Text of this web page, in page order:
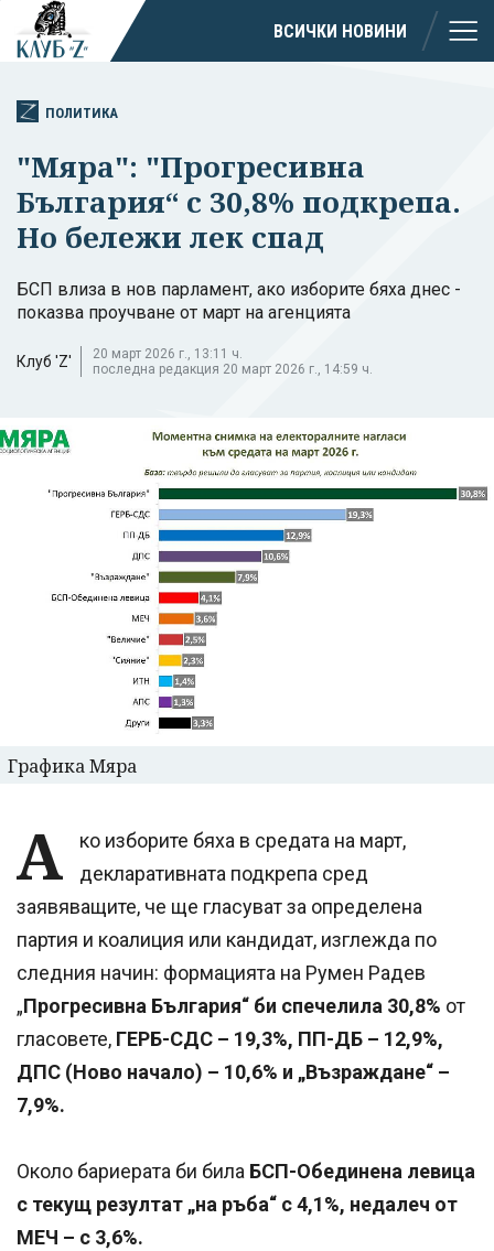
ВСИЧКИ НОВИНИ
ПОЛИТИКА
"Мяра": "Прогресивна
България“ с 30,8% подкрепа.
Но бележи лек спад
БСП влиза в нов парламент, ако изборите бяха днес -
показва проучване от март на агенцията
Клуб 'Z'
20 март 2026 г., 13:11 ч.
последна редакция 20 март 2026 г., 14:59 ч.
Графика Мяра
А
ко изборите бяха в средата на март,
декларативната подкрепа сред
заявяващите, че ще гласуват за определена
партия и коалиция или кандидат, изглежда по
следния начин: формацията на Румен Радев
„Прогресивна България“ би спечелила 30,8% от
гласовете, ГЕРБ-СДС – 19,3%, ПП-ДБ – 12,9%,
ДПС (Ново начало) – 10,6% и „Възраждане“ –
7,9%.
Около бариерата би била БСП-Обединена левица
с текущ резултат „на ръба“ с 4,1%, недалеч от
МЕЧ – с 3,6%.